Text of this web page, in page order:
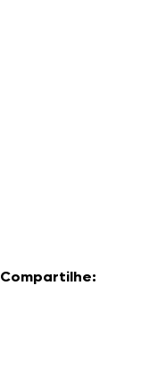
Compartilhe: